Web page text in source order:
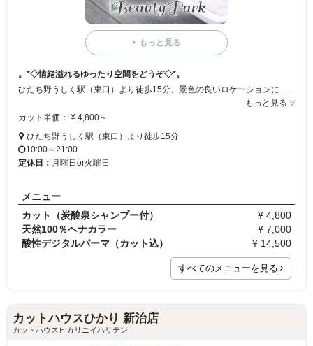
もっと見る
。*◇情緒溢れるゆったり空間をどうぞ◇*。
ひたち野うしく駅（東口）より徒歩15分、景色の良いロケーションにある落ち着いたサロン☆ 木目の広々したスペースにモダンな和のテイストが心地良い♪ カットはモチロン！髪のきれいさをとことん追求したサロンは、傷みに悩んでいる人の救世主!! ヘアダメージにお困りの方は是非！
もっと見る
カット単価： ¥ 4,800～
ひたち野うしく駅（東口）より徒歩15分
10:00～21:00
定休日： 月曜日or火曜日
メニュー
カット（炭酸泉シャンプー付）
¥ 4,800
天然100％ヘナカラー
¥ 7,000
酸性デジタルパーマ（カット込）
¥ 14,500
すべてのメニューを見る
カットハウスひかり 新治店
カットハウスヒカリニイハリテン